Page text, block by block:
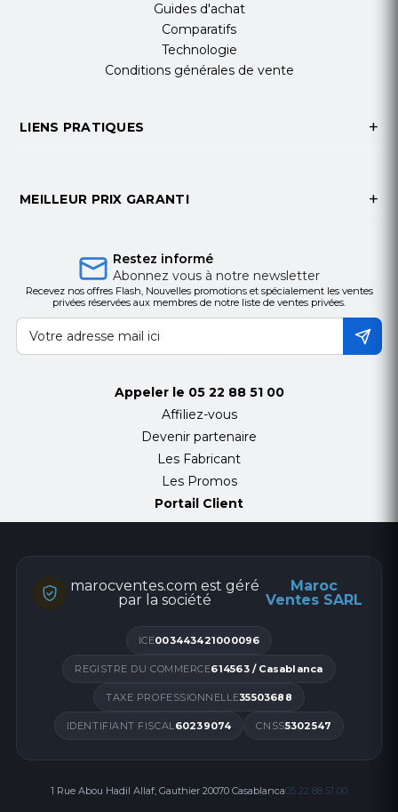
Guides d'achat
Comparatifs
Technologie
Conditions générales de vente
LIENS PRATIQUES
MEILLEUR PRIX GARANTI
Restez informé
Abonnez vous à notre newsletter
Recevez nos offres Flash, Nouvelles promotions et spécialement les ventes
privées réservées aux membres de notre liste de ventes privées.
Appeler le 05 22 88 51 00
Affiliez-vous
Devenir partenaire
Les Fabricant
Les Promos
Portail Client
marocventes.com est géré
par la société
Maroc
Ventes SARL
ICE003443421000096
REGISTRE DU COMMERCE614563 / Casablanca
TAXE PROFESSIONNELLE35503688
IDENTIFIANT FISCAL60239074 CNSS5302547
1 Rue Abou Hadil Allaf, Gauthier 20070 Casablanca05 22 88 51 00